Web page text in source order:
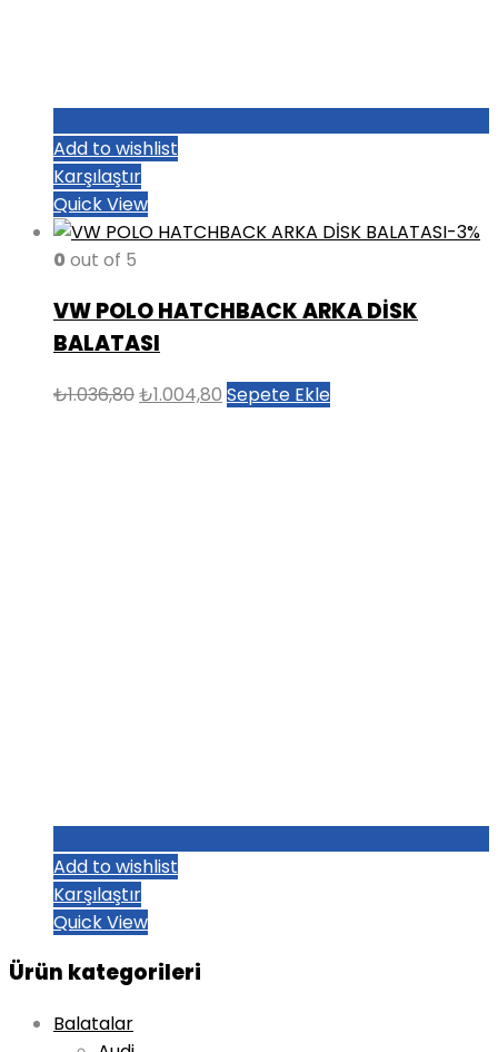
Add to wishlist
Karşılaştır
Quick View
-3%
0 out of 5
VW POLO HATCHBACK ARKA DİSK
BALATASI
₺1.036,80Orijinal
₺1.004,80 Şu
Sepete Ekle
Add to wishlist
Karşılaştır
Quick View
Ürün kategorileri
Balatalar